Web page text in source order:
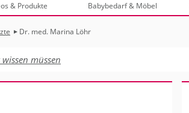
Frankfurt
& Produkte
Babybedarf & Möbel
Dr. med. Marina Löhr
müssen